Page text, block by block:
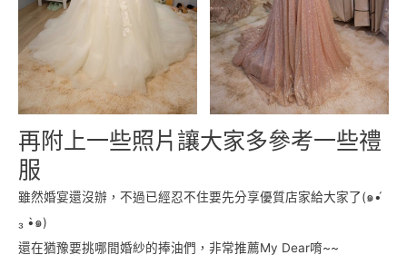
再附上一些照片讓大家多參考一些禮
服
雖然婚宴還沒辦，不過已經忍不住要先分享優質店家給大家了(๑•́
₃ •̀๑)
還在猶豫要挑哪間婚紗的捧油們，非常推薦My Dear唷~~